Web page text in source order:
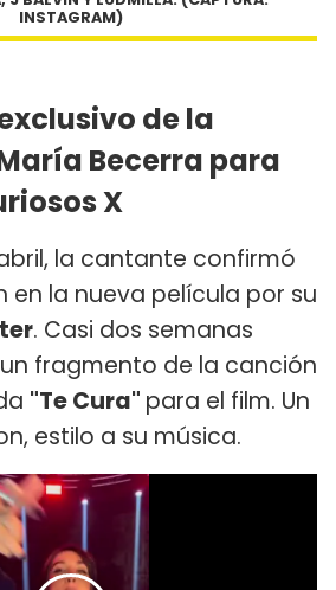
INSTAGRAM)
de la
Becerra para
X
abril, la cantante confirmó
en la nueva película por su
. Casi dos semanas
fragmento de la canción
"Te Cura" para el film. Un
estilo a su música.